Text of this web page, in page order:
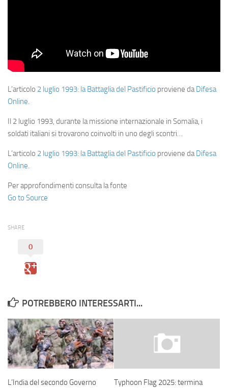
L’articolo 2 luglio 1993: la Battaglia del Pastificio proviene daDifesa
Online.
Il 2 luglio 1993, durante la missione internazionale in Somalia, i
soldati italiani si trovarono coinvolti in uno degli scontri…
L’articolo 2 luglio 1993: la Battaglia del Pastificio proviene daDifesa
Online.
Per approfondimenti consulta la fonte
Go to Source
SHARE
0
POTREBBERO INTERESSARTI...
L’India del secondo Governo
Typhoon Flag 2025: termina